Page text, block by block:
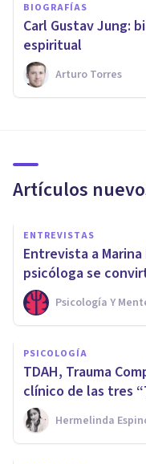
BIOGRAFÍAS
​Carl Gustav Jung:
espiritual
Arturo Torres
Artículos
ENTREVISTAS
Entrevista a
psicóloga se
Psicología Y
PSICOLOGÍA
TDAH, Trauma
clínico de las tres
Hermelinda